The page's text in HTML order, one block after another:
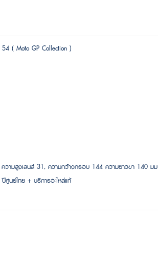
( Moto GP Collection )
ามสูงเลนส์ 31, ความกว้างกรอบ 144 ความยาวขา 140 มม
นย์ไทย + บริการอะไหล่แท้